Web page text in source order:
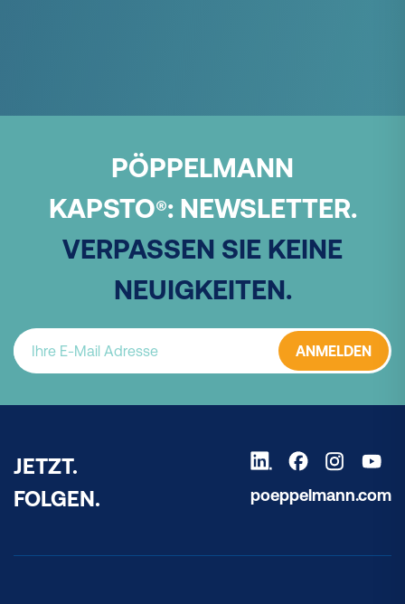
PÖPPELMANN
KAPSTO®: NEWSLETTER.
VERPASSEN SIE KEINE
NEUIGKEITEN.
ANMELDEN
JETZT.
FOLGEN.
poeppelmann.com